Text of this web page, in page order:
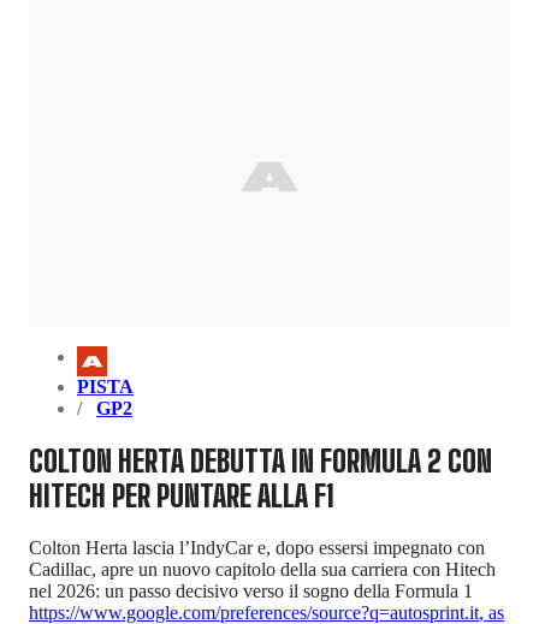
PISTA
GP2
COLTON HERTA DEBUTTA IN FORMULA 2 CON
HITECH PER PUNTARE ALLA F1
Colton Herta lascia l’IndyCar e, dopo essersi impegnato con
Cadillac, apre un nuovo capitolo della sua carriera con Hitech
nel 2026: un passo decisivo verso il sogno della Formula 1
https://www.google.com/preferences/source?q=autosprint.it, as